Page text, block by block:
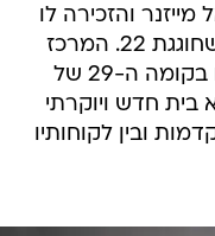
והזכירה לו
שבזכותו היא חובקת היום ילדה שחוגגת 22. המרכז
הרפואי החדש "היי-דוק" ממוקם בקומה ה-29 של
בית חדש ויוקרתי
ובין לקוחותיו